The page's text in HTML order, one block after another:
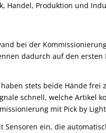
Handel, Produktion und
bei der
dadurch auf den ersten
stets beide Hände frei
schnell, welche Artikel
mit Pick by
Sensoren ein, die